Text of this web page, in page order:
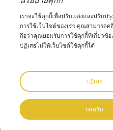
ติดต่อเรา
อาคารที่ 12 เลขที่ 9 ถนนซิงห
มณฑลเจียงซู ประเทศจีน
0086 510 8580 8562
sales@nodha.com
ตามเรามา:
เราจะใช้คุกกี้เพื่อปรับแต่งและปรับป
การใช้เว็บไซต์ของเรา คุณสามารถ
ถือว่าคุณยอมรับการใช้คุกกี้ที่เกี่ยวข้
ปฏิเสธไม่ให้เว็บไซต์ใช้คุกกี้ได้
ปฏิเสธ
ยอมรับ